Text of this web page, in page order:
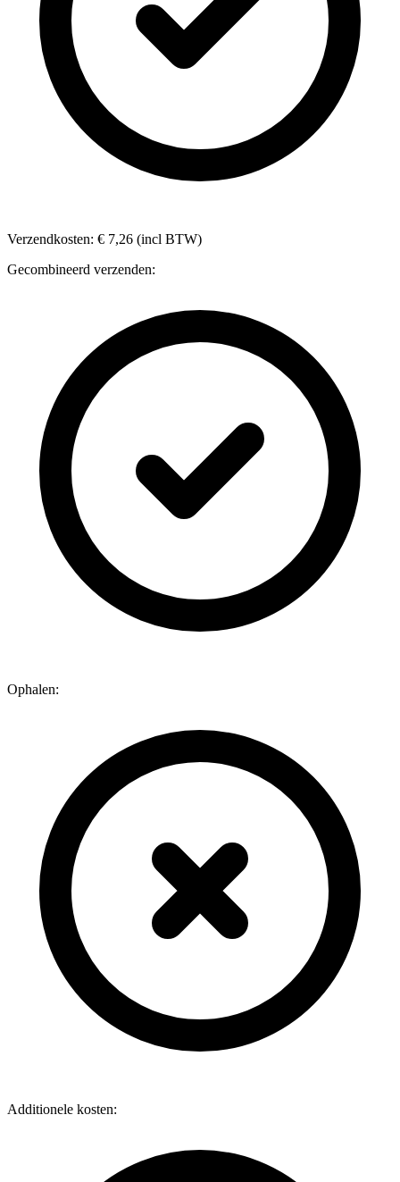
Verzendkosten: € 7,26 (incl BTW)
Gecombineerd verzenden:
Ophalen:
Additionele kosten: